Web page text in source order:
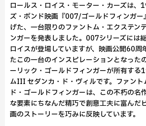
ロールス・ロイス・モーター・カーズは、
ズ・ボンド映画『007/ゴールドフィンガー
げた、一台限りのファントム・エクステン
ンガーを発表しました。007シリーズには
ロイスが登場していますが、映画公開60周
たこの一台のインスピレーションとなった
ーリック・ゴールドフィンガーが所有する
ムIII セダンカ・ド・ヴィルです。ファント
ド・ゴールドフィンガーは、この不朽の名
な要素にちなんだ精巧で創意工夫に富んだ
画のストーリーを巧みに反映しています。